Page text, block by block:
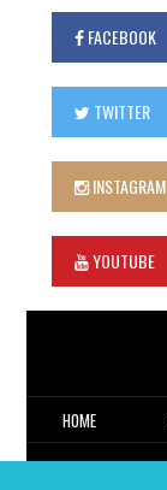
FACEBOOK
TWITTER
INSTAGRAM
YOUTUBE
HOME